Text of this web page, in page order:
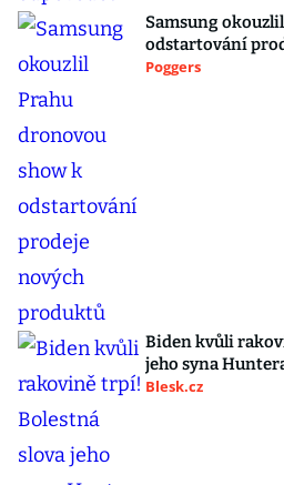
Samsung
odstartování
Poggers
Biden kvůli
jeho syna
Blesk.cz